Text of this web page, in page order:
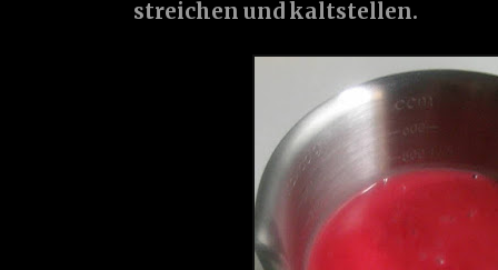
streichen und kaltstellen.